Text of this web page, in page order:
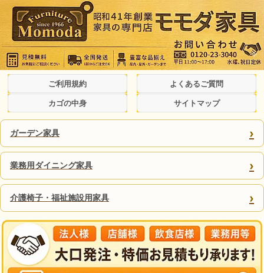
ご利用規約 よくあるご質問
カゴの中身 サイトマップ
ガーデン家具 ›
業務用ダイニング家具 ›
介護椅子・福祉施設用家具 ›